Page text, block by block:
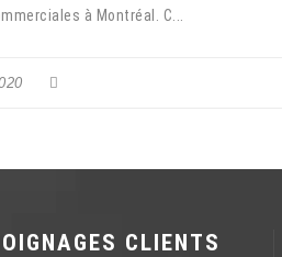
à Montréal. C...
CLIENTS